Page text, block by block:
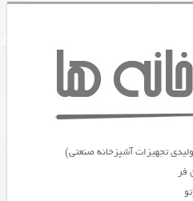
تجهیزات آشپزخانه صنعتی)